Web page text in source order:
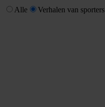
Alle Verhalen van sporters